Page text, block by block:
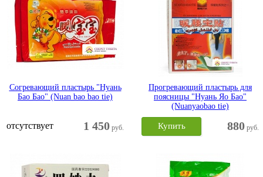
Согревающий пластырь "Нуань
Бао Бао" (Nuan bao bao tie)
1 450 руб.
отсутствует
Прогревающий пластырь для
поясницы "Нуань Яо Бао"
(Nuanyaobao tie)
880 руб.
Купить